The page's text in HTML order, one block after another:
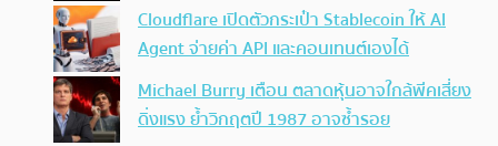
Cloudflare เปิดตัวกระเป๋า Stablecoin ให้ AI
Agent จ่ายค่า API และคอนเทนต์เองได้
Michael Burry เตือน ตลาดหุ้นอาจใกล้พีคเสี่ยง
ดิ่งแรง ย้ำวิกฤตปี 1987 อาจซ้ำรอย